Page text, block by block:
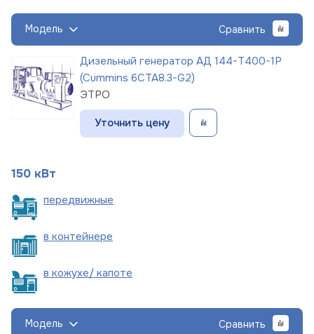
Модель Сравнить
Дизельный генератор АД 144-Т400-1Р
(Cummins 6CTA8.3-G2)
ЭТРО
Уточнить цену
150 кВт
передвижные
в контейнере
в кожухе/ капоте
Модель Сравнить